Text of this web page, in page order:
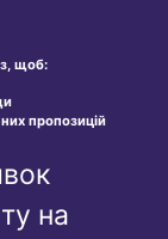
щоб:
пропозицій
на